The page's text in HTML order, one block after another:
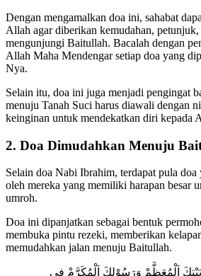
Dengan mengamalkan doa ini, sahabat
Allah agar diberikan kemudahan,
mengunjungi Baitullah. Bacalah dengan
Allah Maha Mendengar setiap doa yang
Nya.
Selain itu, doa ini juga menjadi pengingat
menuju Tanah Suci harus diawali dengan
keinginan untuk mendekatkan diri kepada
2. Doa Dimudahkan Menuju
Selain doa Nabi Ibrahim, terdapat pula doa
oleh mereka yang memiliki harapan besar
umroh.
Doa ini dipanjatkan sebagai bentuk
membuka pintu rezeki, memberikan
memudahkan jalan menuju Baitullah.
بَيْتِكَ اَلْمُعَظَّمْ وَرَسُوْلِكَ اَلْمُكَرَّمْ فِى